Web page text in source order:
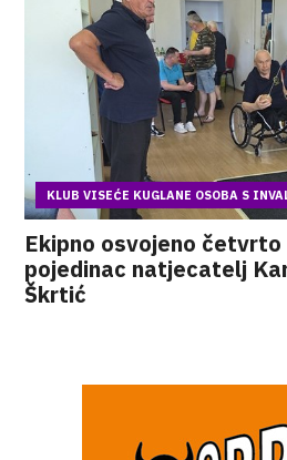
KLUB VISEĆE KUGLANE OSOBA S
Ekipno osvojeno
pojedinac natjecatelj
Škrtić